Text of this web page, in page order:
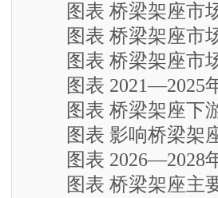
图表 桥梁架座市
图表 桥梁架座市
图表 桥梁架座市场
图表 2021—2025年
图表 桥梁架座下
图表 影响桥梁架座
图表 2026—2028年
图表 桥梁架座主